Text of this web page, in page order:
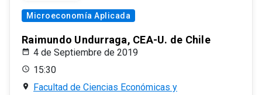
Microeconomía Aplicada
Raimundo Undurraga, CEA-U. de Chile
4 de Septiembre de 2019
15:30
Facultad de Ciencias Económicas y